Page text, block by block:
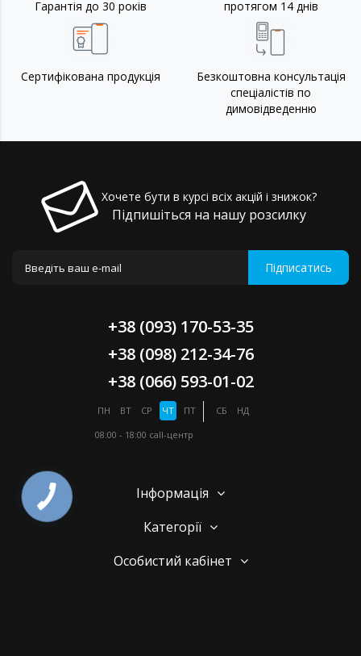
Гарантія до 30 років
протягом 14 днів
Сертифікована продукція
Безкоштовна консультація
спеціалістів по
димовідведенню
Хочете бути в курсі всіх акцій і знижок?
Підпишіться на нашу розсилку
Підписатись
+38 (093) 170-53-35
+38 (098) 212-34-76
+38 (066) 593-01-02
ПН ВТ СР ЧТ ПТ СБ
НД
08:00 - 18:00 call-центр
Інформація
Категорії
Особистий кабінет